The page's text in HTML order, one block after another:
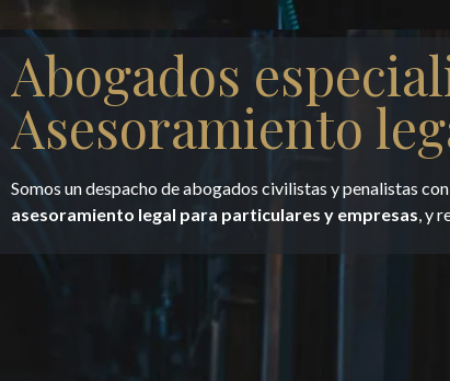
Abogados
Asesoramiento
Somos un despacho de abogados civilistas y penalistas
asesoramiento legal para particulares y empresas , y